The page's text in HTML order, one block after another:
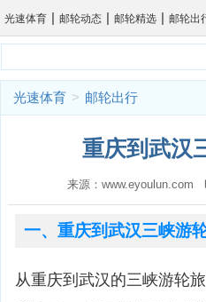
光速体育 | 邮轮动态 | 邮轮精选 | 邮轮出
光速体育 > 邮轮出行
重庆到武汉
来源：
一、重庆到武汉三峡游
从重庆到武汉的三峡游轮